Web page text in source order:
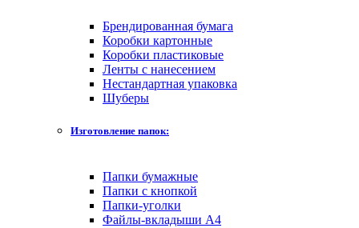
Брендированная бумага
Коробки картонные
Коробки пластиковые
Ленты с нанесением
Нестандартная упаковка
Шуберы
Изготовление папок:
Папки бумажные
Папки с кнопкой
Папки-уголки
Файлы-вкладыши А4